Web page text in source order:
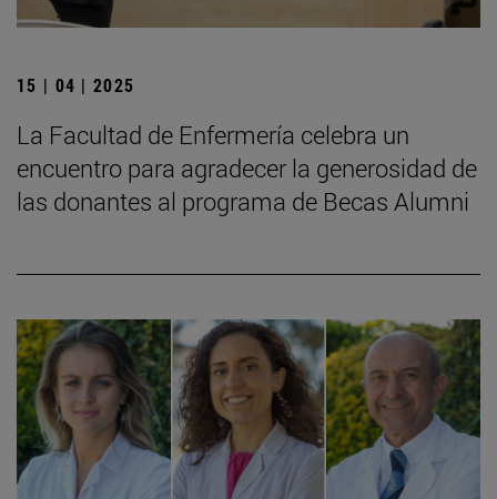
15 | 04 | 2025
La Facultad de Enfermería celebra un
encuentro para agradecer la generosidad de
las donantes al programa de Becas Alumni